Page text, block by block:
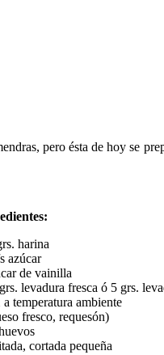
pero ésta de hoy se
harina
azúcar
de vainilla
levadura fresca ó 5 grs.
temperatura ambiente
fresco, requesón)
cortada pequeña